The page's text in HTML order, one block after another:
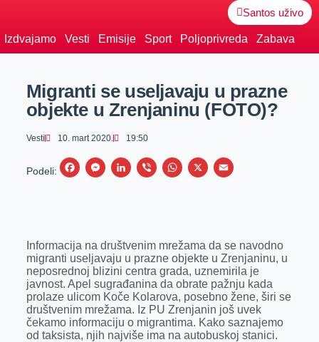
Santos uživo
Izdvajamo Vesti Emisije Sport Poljoprivreda Zabava
Migranti se useljavaju u prazne
objekte u Zrenjaninu (FOTO)?
Vesti 10. mart 2020. 19:50
Podeli:
F
b
o
o
k
M
e
n
g
e
r
L
e
d
I
n
V
r
W
s
A
p
p
X
E
l
Informacija na društvenim mrežama da se navodno
migranti useljavaju u prazne objekte u Zrenjaninu, u
neposrednoj blizini centra grada, uznemirila je
javnost. Apel sugrađanina da obrate pažnju kada
prolaze ulicom Koče Kolarova, posebno žene, širi se
društvenim mrežama. Iz PU Zrenjanin još uvek
čekamo informaciju o migrantima. Kako saznajemo
od taksista, njih najviše ima na autobuskoj stanici.